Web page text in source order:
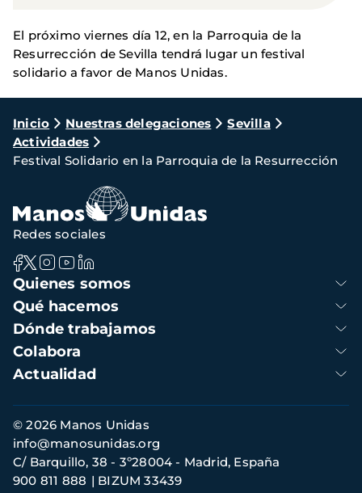
El próximo viernes día 12, en la Parroquia de la
Resurrección de Sevilla tendrá lugar un festival
solidario a favor de Manos Unidas.
Ruta
de
navegación
Inicio Nuestras delegaciones
Sevilla
Actividades
Festival Solidario en la Parroquia de la Resurrección
Navegación
principal
Quienes somos
Qué hacemos
Dónde trabajamos
Colabora
Actualidad
Redes sociales
Información
de
contacto
© 2026 Manos Unidas
C/ Barquillo, 38 - 3º28004 - Madrid, España
900 811 888
BIZUM 33439
info@manosunidas.org